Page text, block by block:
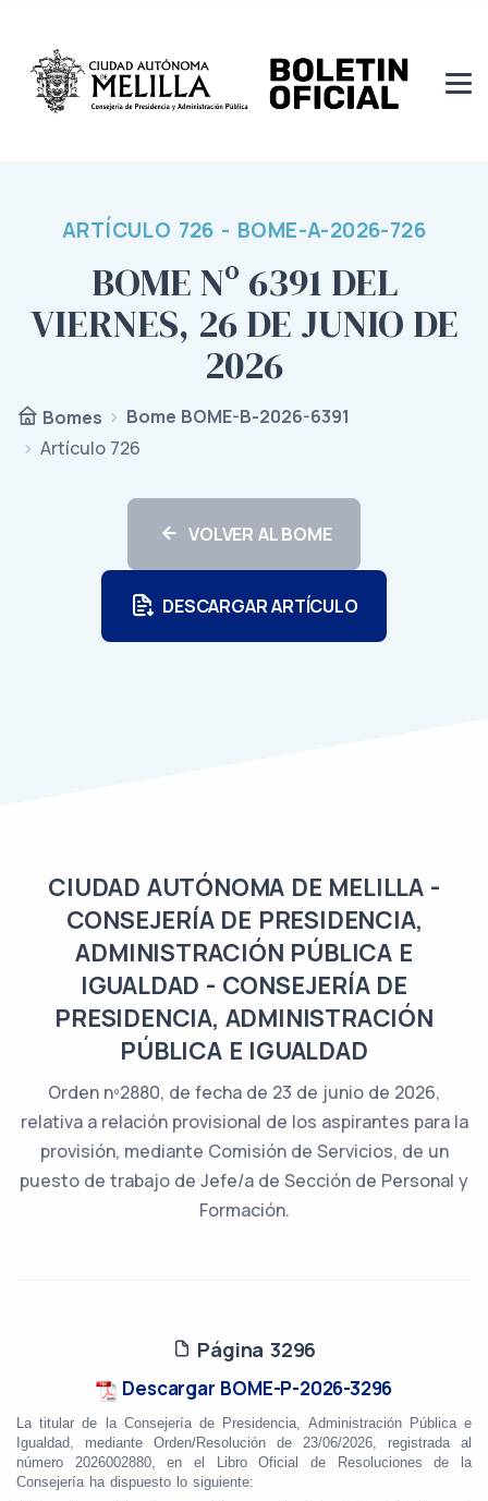
ARTÍCULO 726 - BOME-A-2026-726
BOME Nº 6391 DEL
VIERNES, 26 DE JUNIO DE
2026
Bomes
Bome BOME-B-2026-6391
Artículo 726
VOLVER AL BOME
DESCARGAR ARTÍCULO
CIUDAD AUTÓNOMA DE MELILLA -
CONSEJERÍA DE PRESIDENCIA,
ADMINISTRACIÓN PÚBLICA E
IGUALDAD - CONSEJERÍA DE
PRESIDENCIA, ADMINISTRACIÓN
PÚBLICA E IGUALDAD
Orden nº2880, de fecha de 23 de junio de 2026,
relativa a relación provisional de los aspirantes para la
provisión, mediante Comisión de Servicios, de un
puesto de trabajo de Jefe/a de Sección de Personal y
Formación.
Página 3296
Descargar BOME-P-2026-3296
La titular de la Consejería de Presidencia, Administración Pública e
Igualdad, mediante Orden/Resolución
de 23/06/2026, registrada al
número 2026002880, en el Libro Oficial de Resoluciones de la
Consejería ha dispuesto lo siguiente: